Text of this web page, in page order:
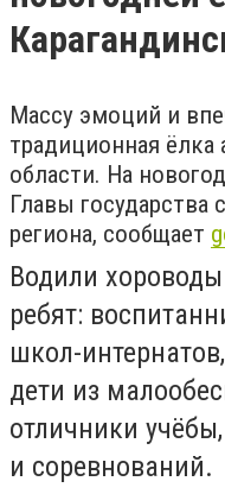
Массу эмоций и
традиционная ёлка
области. На
Главы государства
региона, сообщает
Водили
ребят:
школ-
дети из
отличники
и соревнований.